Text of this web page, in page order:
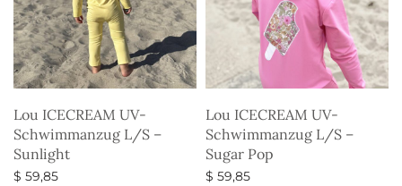
Lou ICECREAM UV-
Schwimmanzug L/S –
Sunlight
$ 59,85
Lou ICECREAM UV-
Schwimmanzug L/S –
Sugar Pop
$ 59,85